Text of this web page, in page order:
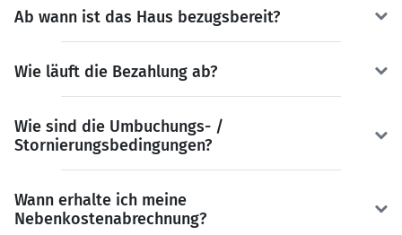
Ab wann ist das Haus bezugsbereit?
Wie läuft die Bezahlung ab?
Wie sind die Umbuchungs- /
Stornierungsbedingungen?
Wann erhalte ich meine
Nebenkostenabrechnung?